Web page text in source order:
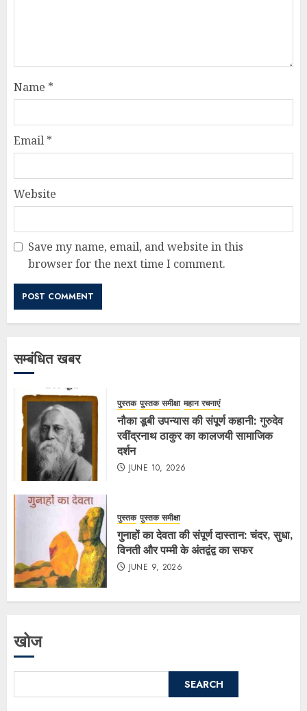
Name *
Email *
Website
Save my name, email, and website in this
browser for the next time I comment.
सम्बंधित खबर
पुस्तक पुस्तक समीक्षा महान रचनाएं
नौका डूबी उपन्यास की संपूर्ण कहानी: गुरुदेव
रवींद्रनाथ ठाकुर का कालजयी सामाजिक
दर्शन
JUNE 10, 2026
पुस्तक पुस्तक समीक्षा
गुनाहों का देवता की संपूर्ण दास्तान: चंदर, सुधा,
विनती और पम्मी के अंतद्वंद्व का सफर
JUNE 9, 2026
खोज
SEARCH